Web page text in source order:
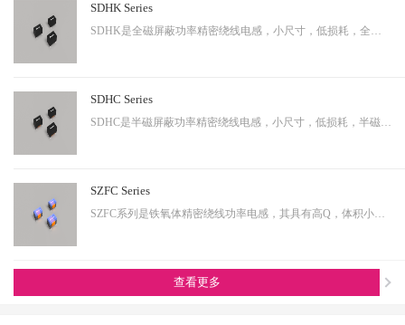
SDHK Series
SDHK是全磁屏蔽功率精密绕线电感，小尺寸，低损耗，全磁屏蔽等特点，适用于小型化终端产品。
SDHC Series
SDHC是半磁屏蔽功率精密绕线电感，小尺寸，低损耗，半磁屏蔽等特点，适用于小型化终端产品。
SZFC Series
SZFC系列是铁氧体精密绕线功率电感，其具有高Q，体积小，电流大等特性。适用于小型化产品。
查看更多